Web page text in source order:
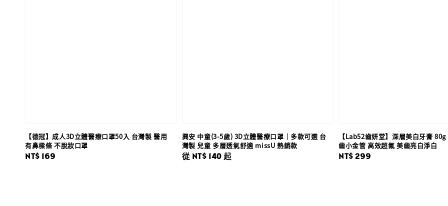
【德冠】成人3D立體醫療口罩50入 台灣製 醫用
有鼻樑條 不脫妝口罩
Regular
NT$ 169
興安 中童(3-5歲) 3D立體醫療口罩｜多款可選 台
灣製 兒童 多層透氣舒適 missU 熱銷款
Regular
從 NT$ 140起
【Lab52齒妍堂】深層美白牙膏
齒小金管 高效超氟 美齒亮白淨白
Regular
NT$ 299